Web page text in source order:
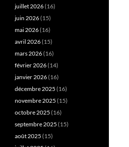
juillet 2026(16)
juin 2026(15)
mai 2026(16)
avril 2026(15)
mars 2026(16)
février 2026(14)
janvier 2026(16)
décembre 2025 (16)
novembre 2025 (15)
octobre 2025 (16)
septembre 2025 (15)
août 2025 (15)